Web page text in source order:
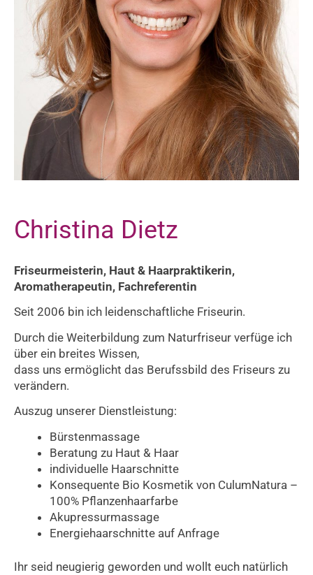
Christina Dietz
Friseurmeisterin, Haut & Haarpraktikerin,
Aromatherapeutin, Fachreferentin
Seit 2006 bin ich leidenschaftliche Friseurin.
Durch die Weiterbildung zum Naturfriseur verfüge ich
über ein breites Wissen,
dass uns ermöglicht das Berufssbild des Friseurs zu
verändern.
Auszug unserer Dienstleistung:
Bürstenmassage
Beratung zu Haut & Haar
individuelle Haarschnitte
Konsequente Bio Kosmetik von CulumNatura –
100% Pflanzenhaarfarbe
Akupressurmassage
Energiehaarschnitte auf Anfrage
Ihr seid neugierig geworden und wollt euch natürlich